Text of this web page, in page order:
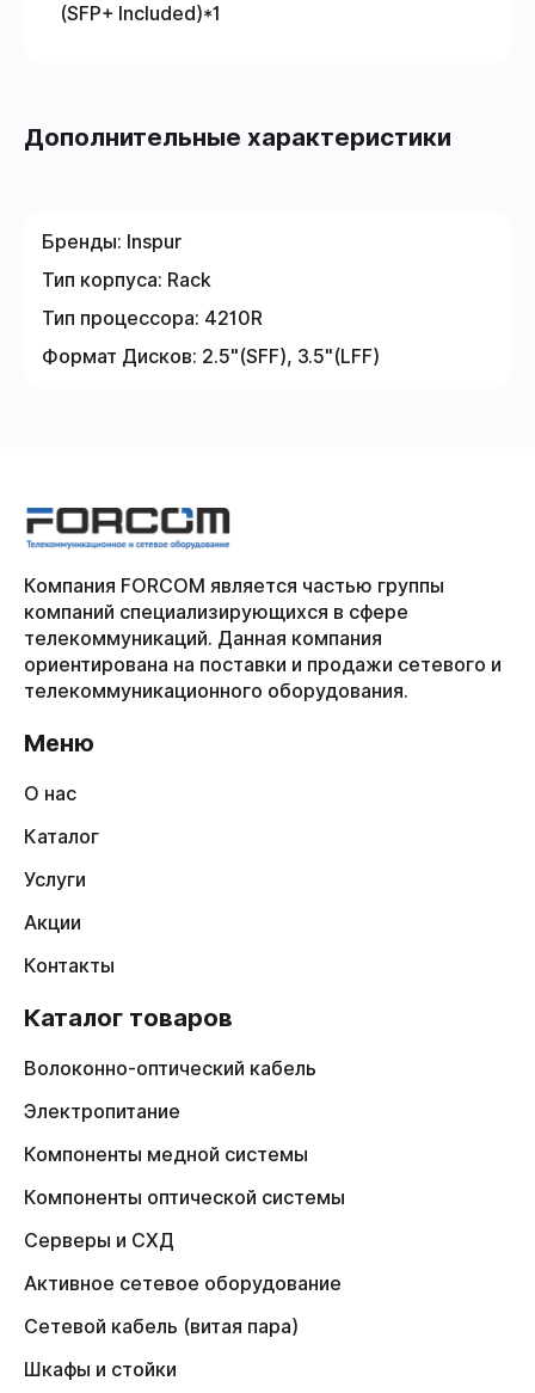
(SFP+ Included)*1
Дополнительные характеристики
Бренды: Inspur
Тип корпуса: Rack
Тип процессора: 4210R
Формат Дисков: 2.5"(SFF), 3.5"(LFF)
Компания FORCOM является частью группы
компаний специализирующихся в сфере
телекоммуникаций. Данная компания
ориентирована на поставки и продажи сетевого и
телекоммуникационного оборудования.
Меню
О нас
Каталог
Услуги
Акции
Контакты
Каталог товаров
Волоконно-оптический кабель
Электропитание
Компоненты медной системы
Компоненты оптической системы
Серверы и СХД
Активное сетевое оборудование
Сетевой кабель (витая пара)
Шкафы и стойки